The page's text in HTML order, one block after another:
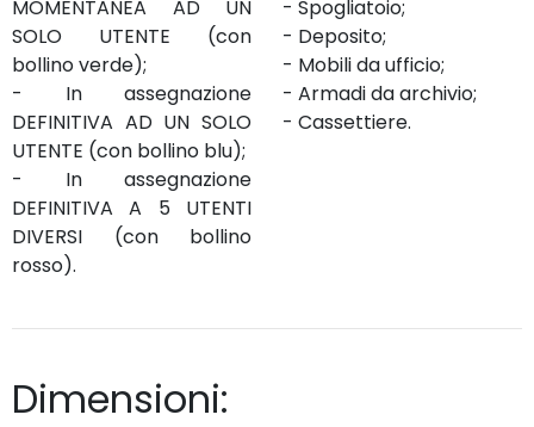
MOMENTANEA AD UN
SOLO UTENTE (con
bollino verde);
- In assegnazione
DEFINITIVA AD UN SOLO
UTENTE (con bollino blu);
- In assegnazione
DEFINITIVA A 5 UTENTI
DIVERSI (con bollino
rosso).
- Spogliatoio;
- Deposito;
- Mobili da ufficio;
- Armadi da archivio;
- Cassettiere.
Dimensioni: